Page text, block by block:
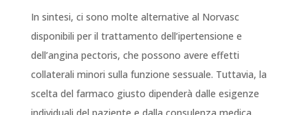
In sintesi, ci sono molte alternative al Norvasc
disponibili per il trattamento dell’ipertensione e
dell’angina pectoris, che possono avere effetti
collaterali minori sulla funzione sessuale. Tuttavia, la
scelta del farmaco giusto dipenderà dalle esigenze